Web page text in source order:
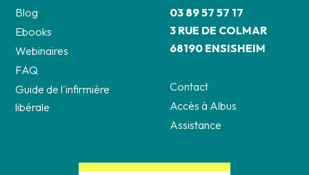
Blog
Ebooks
Webinaires
FAQ
Guide de l'infirmière
libérale
03 89 57 57 17
3 RUE DE COLMAR
68190 ENSISHEIM
Contact
Accès à Albus
Assistance